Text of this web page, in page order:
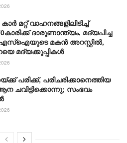
മറ്റ് വാഹനങ്ങളിലിടിച്ച്
ദാരുണാന്ത്യം, മദ്യപിച്ച
എസ്ഐയുടെ മകന്‍ അറസ്റ്റില്‍,
മദ്യക്കുപ്പികള്‍
പരിക്ക്, പരിചരിക്കാനെത്തിയ
ചവിട്ടിക്കൊന്നു; സംഭവം